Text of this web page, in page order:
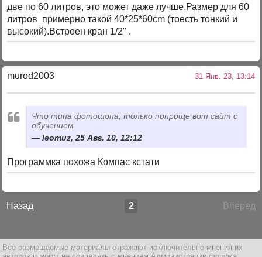
две по 60 литров, это может даже лучше.Размер для 60
литров примерно такой 40*25*60cm (тоесть тонкий и
высокий).Встроен кран 1/2" .
murod2003 31 Янв. 23, 13:14
Что типа фотошопа, только попроще вот сайт с
обучением
leomuz, 25 Авг. 10, 12:12
Программка похожа Компас кстати
Назад Вперед
2
Все размещаемые материалы отражают исключительно мнения их